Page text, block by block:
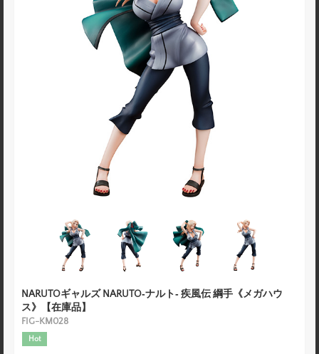
NARUTOギャルズ NARUTO‐ナルト‐ 疾風伝 綱手《メガハウ
ス》【在庫品】
FIG-KM028
Hot